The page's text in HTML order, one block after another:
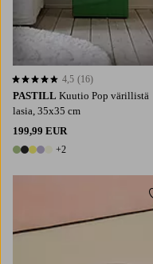
PASTILL Kuutio Pop värillistä
lasia, 35x35 cm
199,99 EUR
7 värejä
+2
4,5 perustuen 16 arvosanaan
4,5 (16)